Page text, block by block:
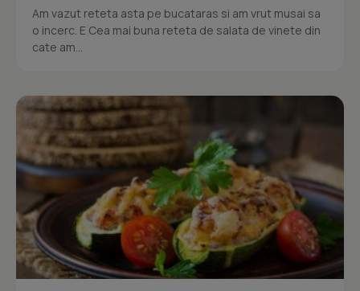
Am vazut reteta asta pe bucataras si am vrut musai sa
o incerc. E Cea mai buna reteta de salata de vinete din
cate am...